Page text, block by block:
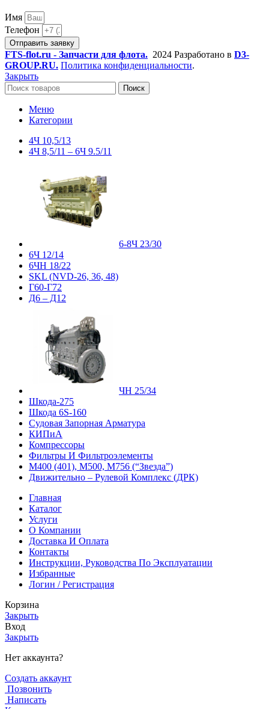
Имя
Телефон
Отправить заявку
FTS-flot.ru - Запчасти для флота. 2024 Разработано в D3-
GROUP.RU. Политика конфиденциальности.
Закрыть
Поиск
Меню
Категории
4Ч 10,5/13
4Ч 8,5/11 – 6Ч 9.5/11
6-8Ч 23/30
6Ч 12/14
6ЧН 18/22
SKL (NVD-26, 36, 48)
Г60-Г72
Д6 – Д12
ЧН 25/34
Шкода-275
Шкода 6S-160
Судовая Запорная Арматура
КИПиА
Компрессоры
Фильтры И Фильтроэлементы
М400 (401), М500, М756 (“Звезда”)
Движительно – Рулевой Комплекс (ДРК)
Главная
Каталог
Услуги
О Компании
Доставка И Оплата
Контакты
Инструкции, Руководства По Эксплуатации
Избранные
Логин / Регистрация
Корзина
Закрыть
Вход
Закрыть
Нет аккаунта?
Создать аккаунт
Позвонить
Написать